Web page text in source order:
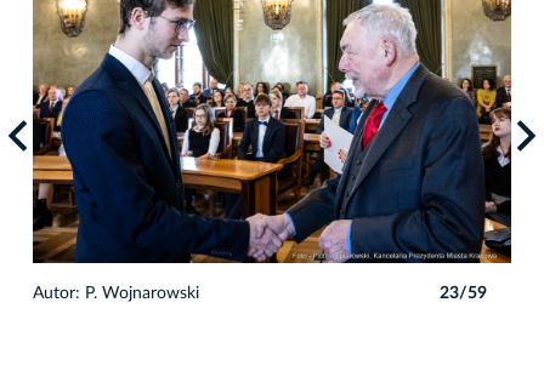
Autor: P. Wojnarowski 23/59